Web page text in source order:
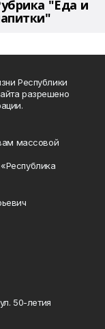
"Еда и
Республики
разрешено
массовой
50-летия